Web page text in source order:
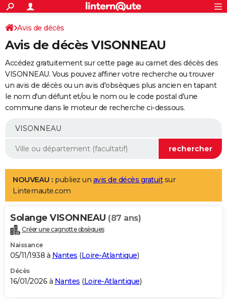
ACTUALITÉS
Politique
Société
Faits Divers
Education
Monde
Villes
+
SPORT
Coupe du monde 2026
Football
Tennis
Cyclisme
Rugby
Forum
Programme TV
TNT
Streaming
Cinéma
Sorties cinéma
Musique
+
FINANCE
Impôts
Immobilier
Risques naturels par ville
Banque
Assurance
Crédit
AUTO
Essais
Réserver un essai
Citadines
Berlines
SUV
Forum auto
+
Mobiles
Meilleur smartphone
Internet
Ordinateurs
Jeux vidéo
Guide high-tech
Aménagement intérieur
LIFESTYLE
Art de vivre
Bien-être
Loisirs
Mode
Modes de vie
Alimentation
Guide de la santé
Maladies
Médicaments
Sommeil
VOYAGE
Destinations
City break
Voyage nature
Voyage de noces
Forum
Climat
+PHOTO
GUIDES D'ACHAT
BONS PLANS
Avis de décès
Avis de décès VISONNEAU
Accédez gratuitement sur cette page au carnet des décès des
VISONNEAU. Vous pouvez affiner votre recherche ou trouver
un avis de décès ou un avis d'obsèques plus ancien en tapant
le nom d'un défunt et/ou le nom ou le code postal d'une
commune dans le moteur de recherche ci-dessous.
NOUVEAU : publiez un avis de décès gratuitsur
Linternaute.com
Solange VISONNEAU (87 ans)
Créer une cagnotte obsèques
Naissance
05/11/1938 à Nantes (Loire-Atlantique)
Décès
16/01/2026 à Nantes (Loire-Atlantique)